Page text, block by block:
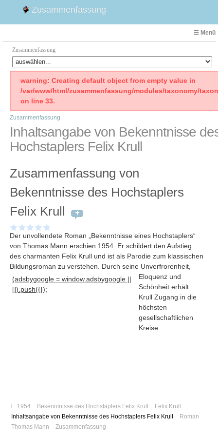
Zusammenfassung
☰ Menü
Zusammenfassung
Faust
Willhelm Tell
Emilia Galotti
1. Weltkrieg Zusammenfassung
2. Weltkrieg
Die Räuber
Woyzeck
Foren
Suchen
Kontaktieren
warning: Creating default object from empty value in
/var/www/html/zusammenfassung/modules/taxonomy/
on line 33.
Zusammenfassung
Inhaltsangabe von Bekenntnisse
Hochstaplers Felix Krull
Zusammenfassung von
Bekenntnisse des Hochstaplers
Felix Krull
Der unvollendete Roman „Bekenntnisse eines Hochstaplers“
von Thomas Mann erschien 1954. Er schildert den Aufstieg
des charmanten Felix Krull und ist als Parodie zum klassischen
Bildungsroman zu verstehen
(adsbygoogle = window.adsbygoogle ||
[]).push({});
. Durch seine Unverfrorenheit,
Eloquenz und
Schönheit erhält
Krull Zugang in die
höchsten
gesellschaftlichen
Kreise.
+ 1954 Bekenntnisse des Hochstaplers Felix Krull
Felix Krull
Inhaltsangabe von Bekenntnisse des Hochstaplers Felix Krull
Roman
Thomas Mann
Zusammenfassung